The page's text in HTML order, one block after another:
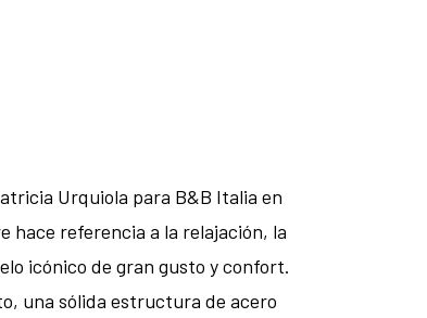
Urquiola para B&B Italia en
hace referencia a la relajación, la
icónico de gran gusto y confort.
una sólida estructura de acero